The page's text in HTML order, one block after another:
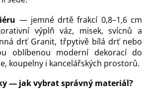
— jemné drtě frakcí 0,8–1,6 cm
výplň váz, misek, svícnů a
drť Granit, třpytivě bílá drť nebo
oblíbenou moderní dekorací do
koupelny i kancelářských prostorů.
— jak vybrat správný materiál?